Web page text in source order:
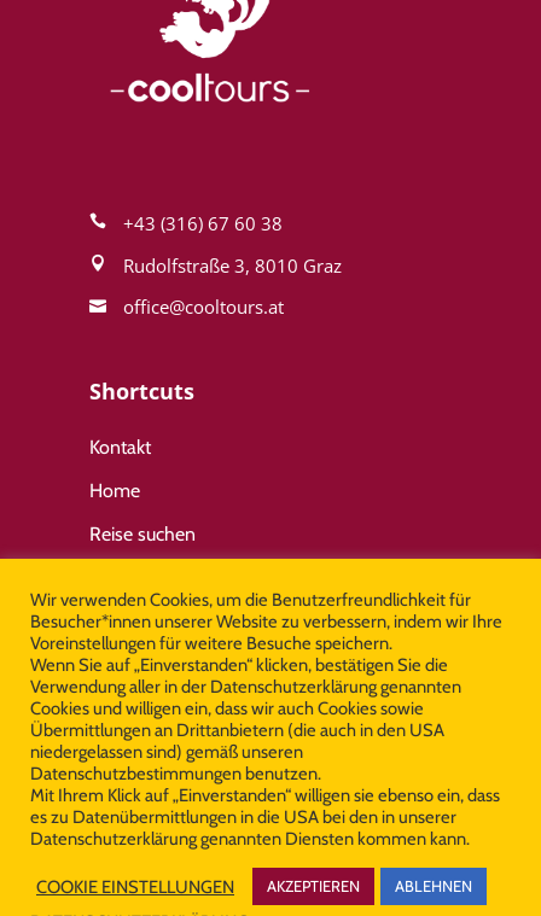
+43 (316) 67 60 38
Rudolfstraße 3, 8010 Graz
office@cool­tours.at
Shortcuts
Kontakt
Home
Reise suchen
Wichtige Links
Kontakt
Impressum
Datenschutz
© Copyright Cooltours 2026 All Rights
Reserved
Wir verwenden Cookies, um die Benutzerfreundlichkeit für
Besucher*innen unserer Website zu verbessern, indem wir Ihre
Voreinstellungen für weitere Besuche speichern.
Wenn Sie auf „Einverstanden“ klicken, bestätigen Sie die
Verwendung aller in der Datenschutzerklärung genannten
Cookies und willigen ein, dass wir auch Cookies sowie
Übermittlungen an Drittanbietern (die auch in den USA
niedergelassen sind) gemäß unseren
Datenschutzbestimmungen benutzen.
Mit Ihrem Klick auf „Einverstanden“ willigen sie ebenso ein, dass
es zu Datenübermittlungen in die USA bei den in unserer
Datenschutzerklärung genannten Diensten kommen kann.
COOKIE EINSTELLUNGEN AKZEPTIEREN ABLEHNEN